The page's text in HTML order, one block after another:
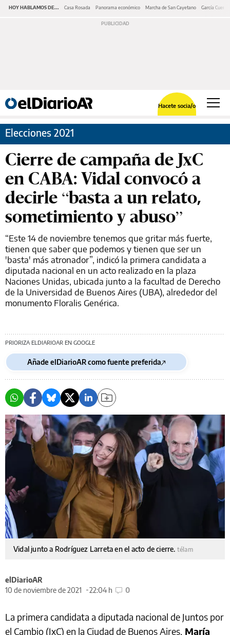
HOY HABLAMOS DE... Casa Rosada Panorama económico Marcha de San Cayetano García Cuerva
Hacete socia/o
Elecciones 2021
Cierre de campaña de JxC
en CABA: Vidal convocó a
decirle “basta a un relato,
sometimiento y abuso”
“Este 14 de noviembre tenemos que gritar más fuerte,
tienen que saber que podemos y tienen que ser un
'basta' más atronador”, indicó la primera candidata a
diputada nacional en un acto realizado en la plaza
Naciones Unidas, ubicada junto a la facultad de Derecho
de la Universidad de Buenos Aires (UBA), alrededor del
monumento Floralis Genérica.
PRIORIZA ELDIARIOAR EN GOOGLE
Añade elDiarioAR como fuente preferida
Vidal junto a Rodríguez Larreta en el acto de cierre. télam
elDiarioAR
10 de noviembre de 2021
22:04 h 0
La primera candidata a diputada nacional de Juntos por
el Cambio (JxC) en la Ciudad de Buenos Aires, María